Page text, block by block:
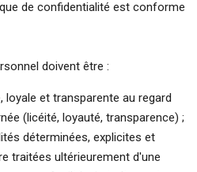
de confidentialité est conforme
doivent être :
loyale et transparente au regard
(licéité, loyauté, transparence) ;
déterminées, explicites et
traitées ultérieurement d'une